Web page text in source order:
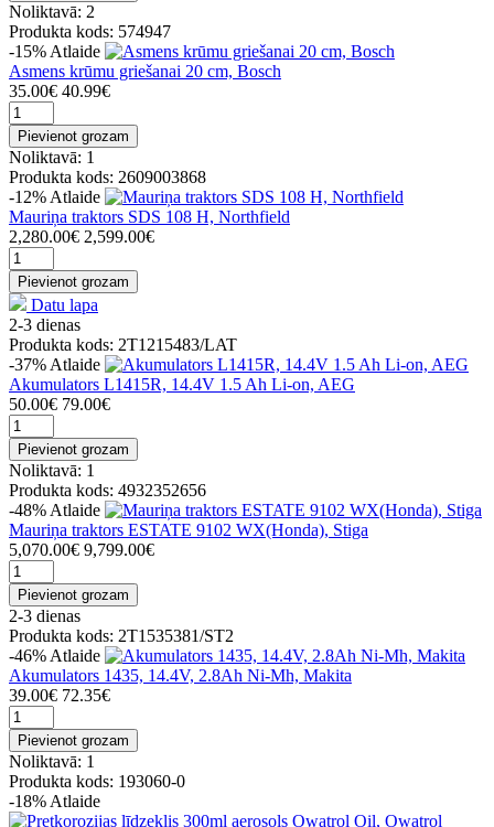
Noliktavā: 2
Produkta kods: 574947
-15% Atlaide
Asmens krūmu griešanai 20 cm, Bosch
35.00€ 40.99€
Pievienot grozam
Noliktavā: 1
Produkta kods: 2609003868
-12% Atlaide
Mauriņa traktors SDS 108 H, Northfield
2,280.00€ 2,599.00€
Pievienot grozam
Datu lapa
2-3 dienas
Produkta kods: 2T1215483/LAT
-37% Atlaide
Akumulators L1415R, 14.4V 1.5 Ah Li-on, AEG
50.00€ 79.00€
Pievienot grozam
Noliktavā: 1
Produkta kods: 4932352656
-48% Atlaide
Mauriņa traktors ESTATE 9102 WX(Honda), Stiga
5,070.00€ 9,799.00€
Pievienot grozam
2-3 dienas
Produkta kods: 2T1535381/ST2
-46% Atlaide
Akumulators 1435, 14.4V, 2.8Ah Ni-Mh, Makita
39.00€ 72.35€
Pievienot grozam
Noliktavā: 1
Produkta kods: 193060-0
-18% Atlaide